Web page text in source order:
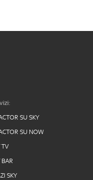
SU SKY
SU NOW
TV
BAR
SKY